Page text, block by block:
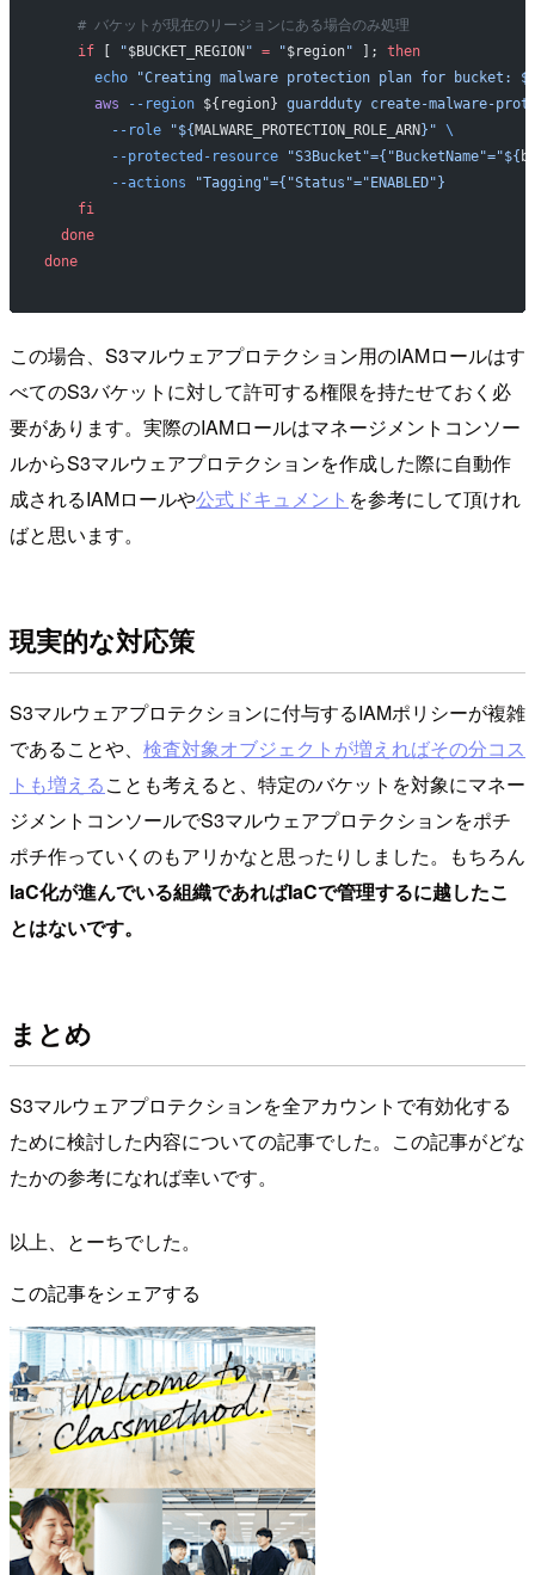
    # バケットが現在のリージョンにある場合のみ処理
    if
[ "$BUCKET_REGION " = "$region" ]; then
      echo
"Creating malware protection plan for bucket:
      aws
--region ${region} guardduty create-malware-
        --role
"${ MALWARE_PROTECTION_ROLE_ARN }" \
        --protected-resource
"S3Bucket"={"BucketName"="${
        --actions
"Tagging"={"Status"="ENABLED"}
    fi
  done
done
この場合、S3マルウェアプロテクション用のIAMロールはす
べてのS3バケットに対して許可する権限を持たせておく必
要があります。実際のIAMロールはマネージメントコンソー
ルからS3マルウェアプロテクションを作成した際に自動作
成されるIAMロールや公式ドキュメント を参考にして頂けれ
ばと思います。
現実的な対応策
S3マルウェアプロテクションに付与するIAMポリシーが複雑
であることや、 検査対象オブジェクトが増えればその分コス
トも増えることも考えると、特定のバケットを対象にマネー
ジメントコンソールでS3マルウェアプロテクションをポチ
ポチ作っていくのもアリかなと思ったりしました。もちろん
IaC化が進んでいる組織であればIaCで管理するに越したこ
とはないです。
まとめ
S3マルウェアプロテクションを全アカウントで有効化する
ために検討した内容についての記事でした。この記事がどな
たかの参考になれば幸いです。
以上、とーちでした。
この記事をシェアする